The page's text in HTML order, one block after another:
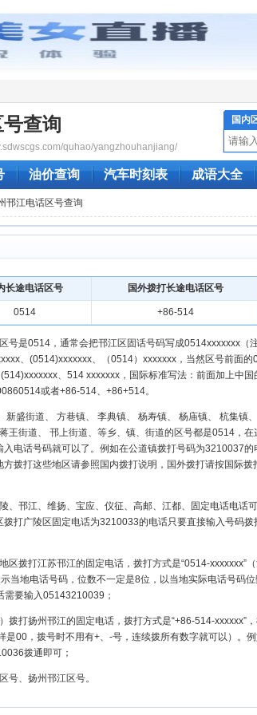
查询
quhao/yangzhouhanjiang/
国内
油价查询 汽车时刻表 成语大全
邗江电话区号查询
长途电话区号 国外拨打长途电话区号
0514 +86-514
号是0514，通常会把邗江区固话号码写成0514xxxxxxx（
、(0514)xxxxxxx、（0514）xxxxxxx，当然区号前面的
、514 xxxxxxx，国际标准写法：前面加上中国
或者+86-514、+86+514。
新盛街道、 方巷镇、 李典镇、 杨寿镇、 杨庙镇、 杭集镇
王街道、 邗上街道、等乡、镇、街道的区号都是0514，在
电话号码就可以了。例如在公道镇拨打号码为3210037的
拨打这些地区请参照国内拨打说明，国外拨打请按国际拨
、 邗江、 维扬、 宝应、 仪征、 高邮、 江都、固定电话电话
打广陵区固定电话为3210033的电话只要直接输入号码拨
区拨打江苏邗江的固定电话，拨打方式是“0514-xxxxxxx”
当地电话号码，位数不一定是8位，以当地实际电话号码位
要输入05143210039；
拨打扬州邗江的固定电话，拨打方式是“+86-514-xxxxxx”
00，拨号时不用有+、-号，连续拨所有数字就可以）。
拨通即可；
号、扬州邗江区号。